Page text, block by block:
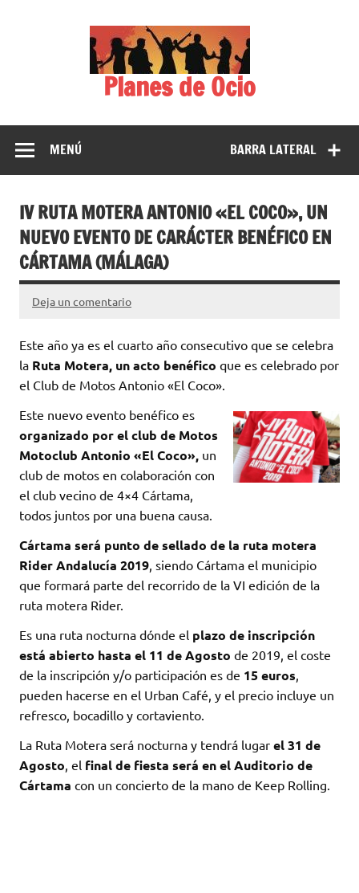
Planes de Ocio
BARRA LATERAL
MENÚ
IV RUTA MOTERA ANTONIO «EL COCO», UN
NUEVO EVENTO DE CARÁCTER BENÉFICO EN
CÁRTAMA (MÁLAGA)
Deja un comentario
Este año ya es el cuarto año consecutivo que se celebra
la Ruta Motera, un acto benéfico que es celebrado por
el Club de Motos Antonio «El Coco».
Este nuevo evento benéfico es
organizado por el club de Motos
Motoclub Antonio «El Coco», un
club de motos en colaboración con
el club vecino de 4×4 Cártama,
todos juntos por una buena causa.
Cártama será punto de sellado de la ruta motera
Rider Andalucía 2019, siendo Cártama el municipio
que formará parte del recorrido de la VI edición de la
ruta motera Rider.
Es una ruta nocturna dónde el plazo de inscripción
está abierto hasta el 11 de Agosto de 2019, el coste
de la inscripción y/o participación es de 15 euros,
pueden hacerse en el Urban Café, y el precio incluye un
refresco, bocadillo y cortaviento.
La Ruta Motera será nocturna y tendrá lugar el 31 de
Agosto, el final de fiesta será en el Auditorio de
Cártama con un concierto de la mano de Keep Rolling.